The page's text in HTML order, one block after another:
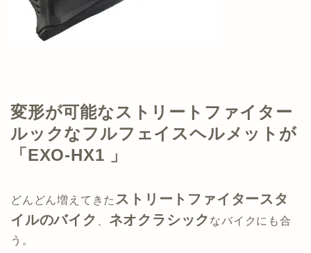
変形が可能なストリートファイター
ルックなフルフェイスヘルメットが
「EXO-HX1 」
どんどん増えてきた ストリートファイタースタ
イルのバイク
ネオクラシック なバイクにも合
う。